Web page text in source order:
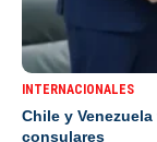
INTERNACIONALES
Chile y
consulares